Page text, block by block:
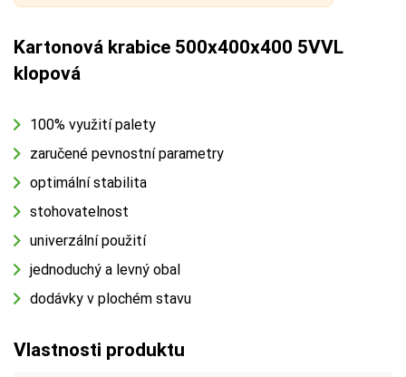
Kartonová krabice 500x400x400 5VVL
klopová
100% využití palety
zaručené pevnostní parametry
optimální stabilita
stohovatelnost
univerzální použití
jednoduchý a levný obal
dodávky v plochém stavu
Vlastnosti produktu